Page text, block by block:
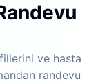
ve hasta
randevu